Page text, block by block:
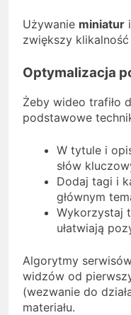
Używanie miniatur
zwiększy
Optymalizacja
Żeby wideo trafiło
podstawowe
W tytule i
słów
Dodaj tagi i
głównym
Wykorzystaj
ułatwiają
Algorytmy
widzów od
(wezwanie do
materiału.